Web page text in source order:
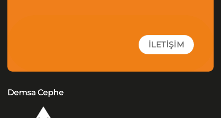
İLETIŞIM
Demsa Cephe